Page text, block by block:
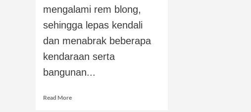
mengalami rem blong,
sehingga lepas kendali
dan menabrak beberapa
kendaraan serta
bangunan...
Read More